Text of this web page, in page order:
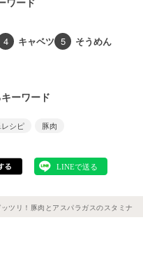
4 キャベツ 5 そうめん
ーワード
シピ 豚肉
ツリ！豚肉とアスパラガスのスタミナ丼